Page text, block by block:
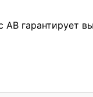
гарантирует